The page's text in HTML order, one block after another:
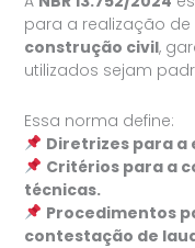
para a realização de
construção civil,
utilizados sejam
Essa norma define:
Diretrizes para a
Critérios para a
técnicas.
Procedimentos
contestação de